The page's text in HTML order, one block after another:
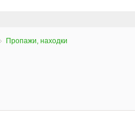
Пропажи, находки